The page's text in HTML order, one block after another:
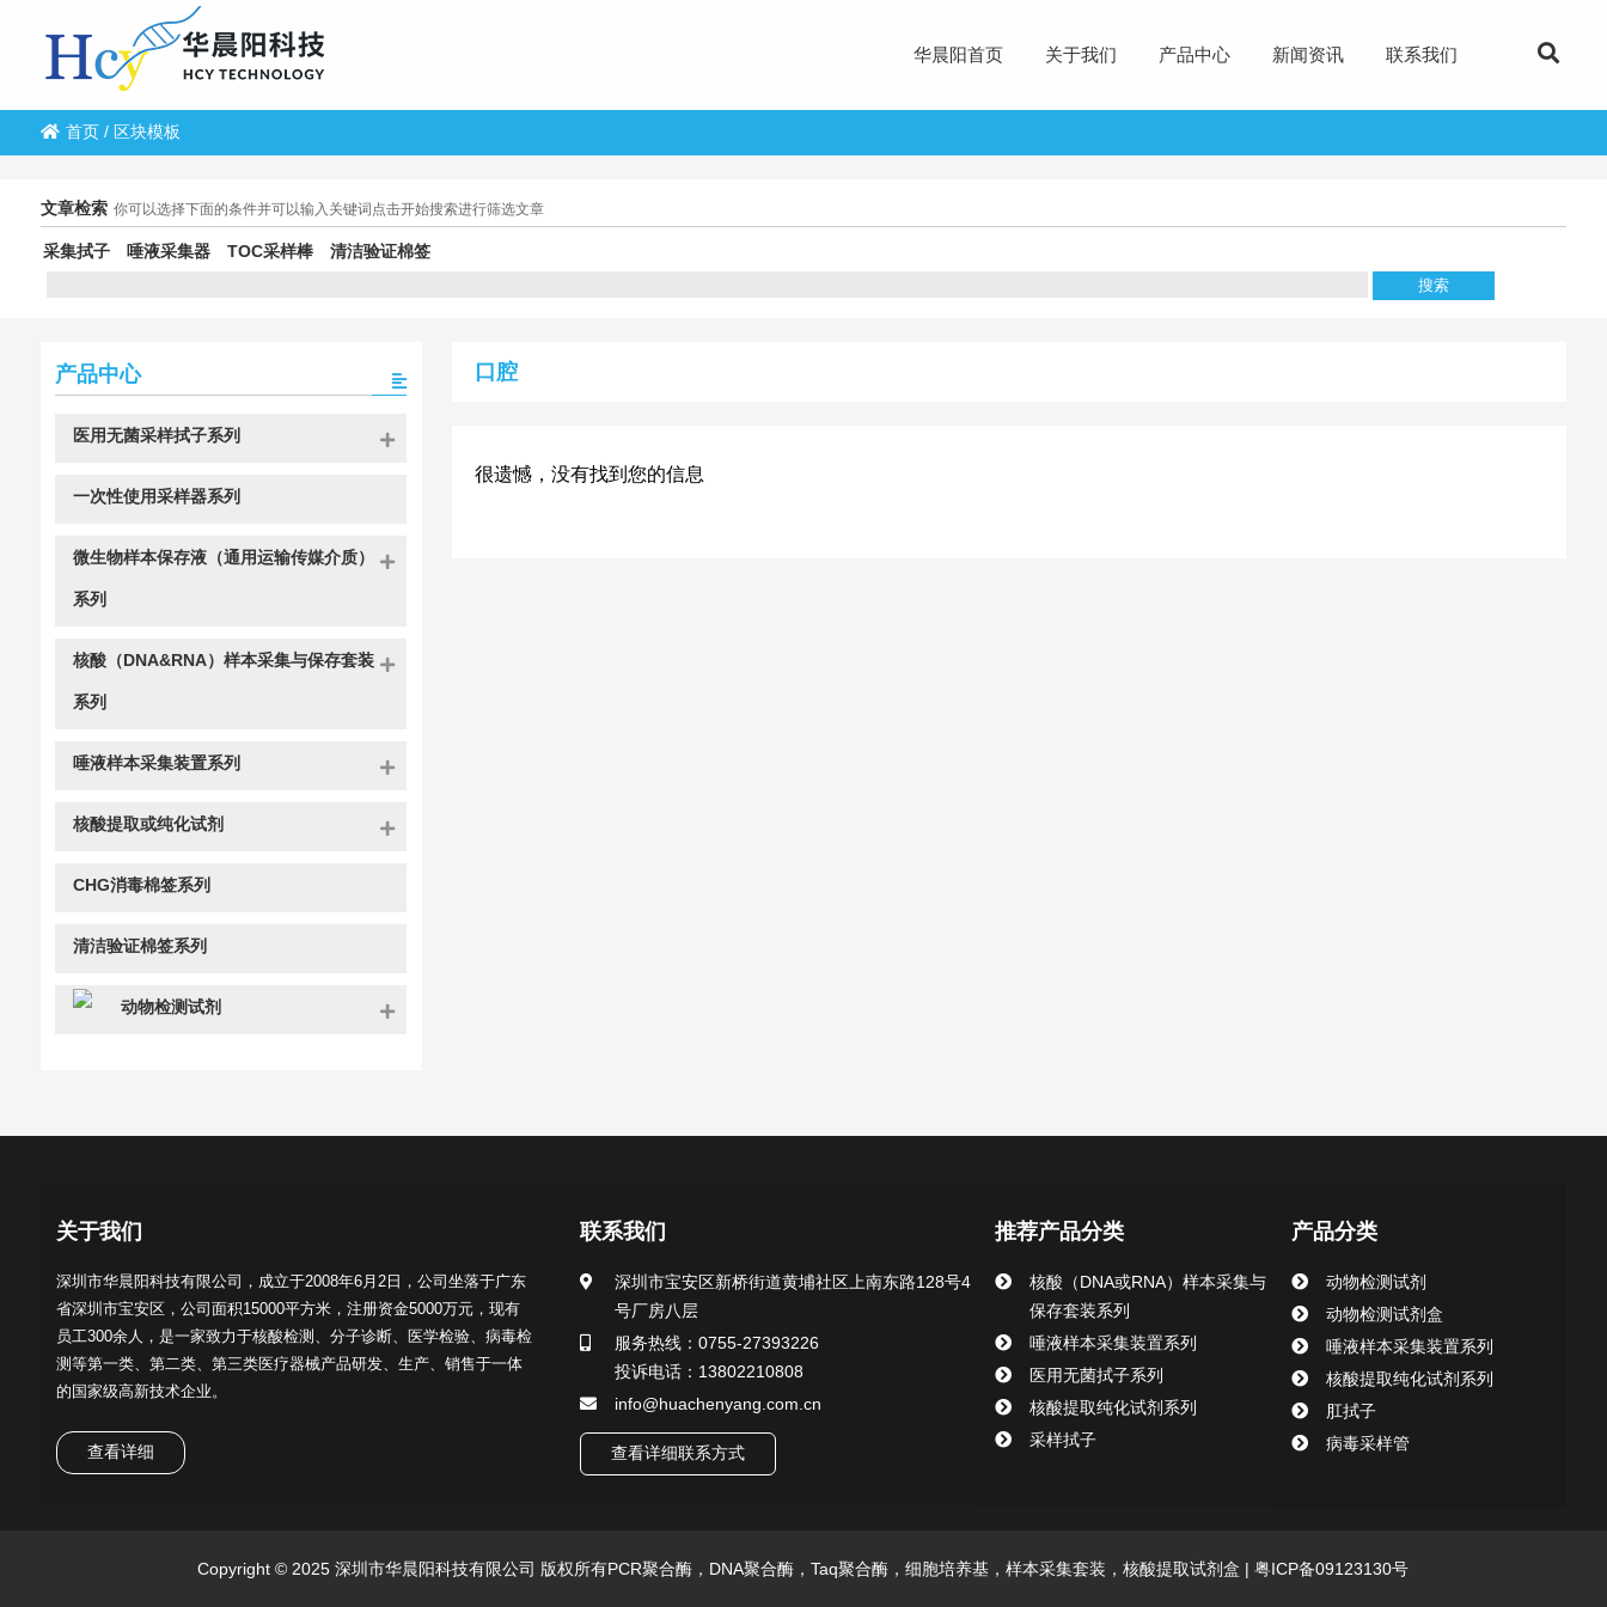
华晨阳首页 关于我们 产品中心 新闻资讯 联系我们
首页/ 区块模板
文章检索 你可以选择下面的条件并可以输入关键词点击开始搜索进行筛选文章
采集拭子 唾液采集器 TOC采样棒 清洁验证棉签
口腔
很遗憾，没有找到您的信息
产品中心
医用无菌采样拭子系列
一次性使用采样器系列
微生物样本保存液（通用运输传媒介质）
系列
核酸（DNA&RNA）样本采集与保存套装
系列
唾液样本采集装置系列
核酸提取或纯化试剂
CHG消毒棉签系列
清洁验证棉签系列
动物检测试剂
关于我们
深圳市华晨阳科技有限公司，成立于2008年6月2日，公司坐落于广东
省深圳市宝安区，公司面积15000平方米，注册资金5000万元，现有
员工300余人，是一家致力于核酸检测、分子诊断、医学检验、病毒检
测等第一类、第二类、第三类医疗器械产品研发、生产、销售于一体
的国家级高新技术企业。
查看详细
联系我们
深圳市宝安区新桥街道黄埔社区上南东路128号4
号厂房八层
服务热线：0755-27393226
投诉电话：13802210808
info@huachenyang.com.cn
查看详细联系方式
推荐产品分类
核酸（DNA或RNA）样本采集与
保存套装系列
唾液样本采集装置系列
医用无菌拭子系列
核酸提取纯化试剂系列
采样拭子
产品分类
动物检测试剂
动物检测试剂盒
唾液样本采集装置系列
核酸提取纯化试剂系列
肛拭子
病毒采样管
Copyright © 2025 深圳市华晨阳科技有限公司 版权所有PCR聚合酶，DNA聚合酶，Taq聚合酶，细胞培养基，样本采集套装，核酸提取试剂盒 | 粤ICP备09123130号